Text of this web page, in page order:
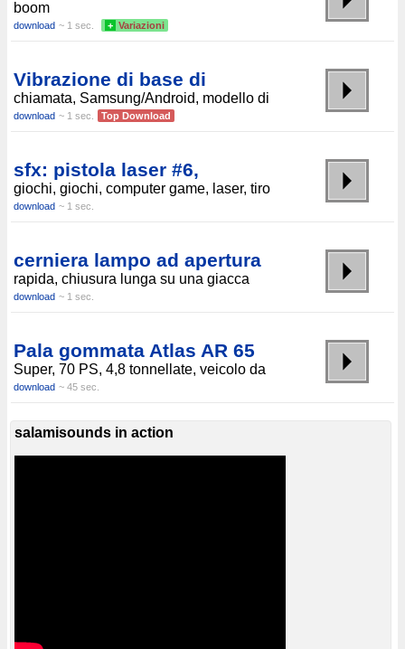
boom
download ~ 1 sec. + Variazioni
Vibrazione di base di
chiamata, Samsung/Android, modello di
download ~ 1 sec. Top Download
sfx: pistola laser #6,
giochi, giochi, computer game, laser, tiro
download ~ 1 sec.
cerniera lampo ad apertura
rapida, chiusura lunga su una giacca
download ~ 1 sec.
Pala gommata Atlas AR 65
Super, 70 PS, 4,8 tonnellate, veicolo da
download ~ 45 sec.
salamisounds in action